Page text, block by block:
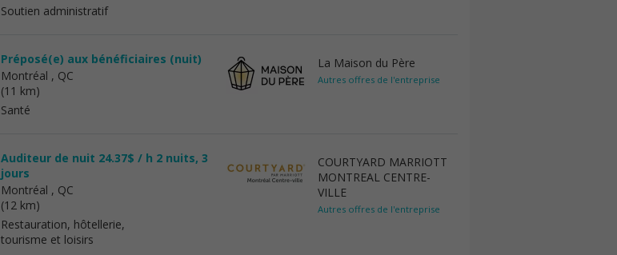
Soutien administratif
Préposé(e) aux bénéficiaires (nuit)
Montréal , QC
(11 km)
Santé
La Maison du Père
Autres offres de l'entreprise
Auditeur de nuit 24.37$ / h 2 nuits, 3
jours
Montréal , QC
(12 km)
Restauration, hôtellerie,
tourisme et loisirs
COURTYARD MARRIOTT
MONTREAL CENTRE-
VILLE
Autres offres de l'entreprise